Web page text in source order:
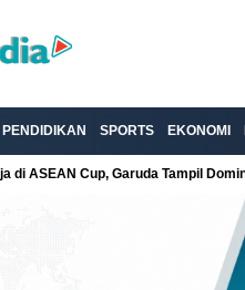
PENDIDIKAN SPORTS EKONOMI
di ASEAN Cup, Garuda Tampil